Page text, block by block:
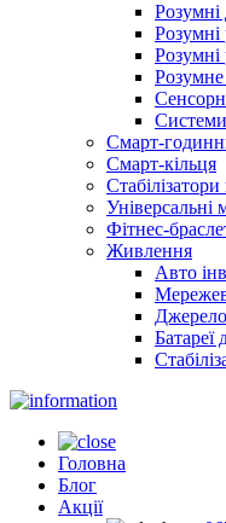
Розумні
Розумні
Розумне
Системи
Смарт-
Смарт-кільця
Універсальні
Фітнес-
Живлення
Авто
Батареї
Головна
Блог
Акції